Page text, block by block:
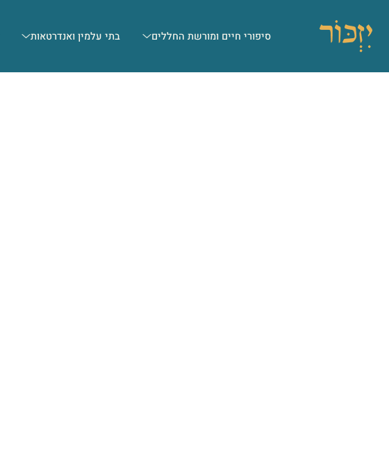
סיפורי חיים ומורשת החללים בתי עלמין ואנדרטאות